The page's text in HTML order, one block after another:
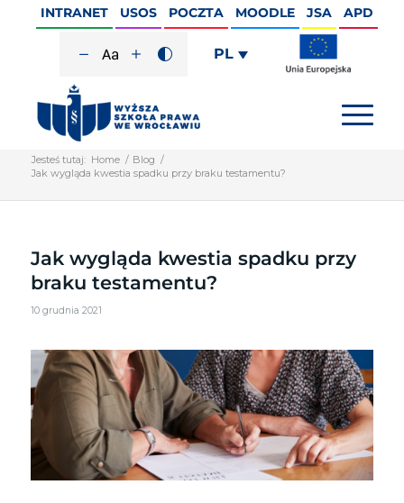
INTRANET USOS POCZTA MOODLE JSA APD
PL
Jesteś tutaj: Home / Blog /
Jak wygląda kwestia spadku przy braku testamentu?
Jak wygląda kwestia spadku przy
braku testamentu?
10 grudnia 2021